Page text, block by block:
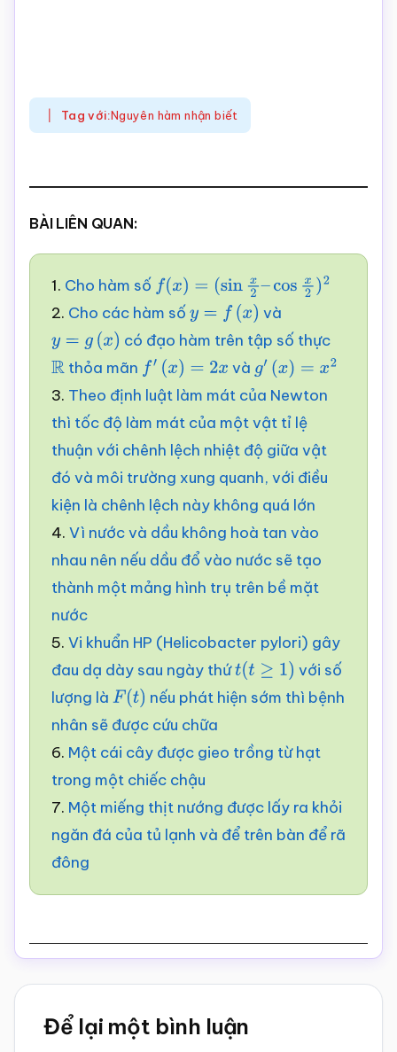
Tag với:Nguyên hàm nhận biết
BÀI LIÊN QUAN:
1. Cho hàm số f(x)= (sinx2–cosx2 )2
2. Cho các hàm số y =f( x )
và
y =g (x )
có đạo hàm trên tập số thực
Rthỏa mãn f′( x)= 2x và g′ (x)=x2
3. Theo định luật làm mát của Newton
thì tốc độ làm mát của một vật tỉ lệ
thuận với chênh lệch nhiệt độ giữa vật
đó và môi trường xung quanh, với điều
kiện là chênh lệch này không quá lớn
4. Vì nước và dầu không hoà tan vào
nhau nên nếu dầu đổ vào nước sẽ tạo
thành một mảng hình trụ trên bề mặt
nước
5. Vi khuẩn HP (Helicobacter pylori) gây
đau dạ dày sau ngày thứt(t ≥1)
với số
lượng là F(t) nếu phát hiện sớm thì bệnh
nhân sẽ được cứu chữa
6. Một cái cây được gieo trồng từ hạt
trong một chiếc chậu
7. Một miếng thịt nướng được lấy ra khỏi
ngăn đá của tủ lạnh và để trên bàn để rã
đông
Reader
Interactions
Để lại một bình luận